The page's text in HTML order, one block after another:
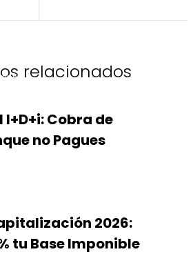
relacionados
Cobra de
no Pagues
2026:
tu Base Imponible